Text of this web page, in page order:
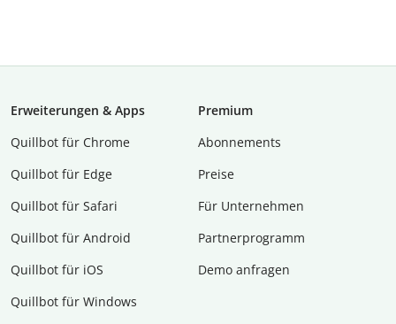
Erweiterungen & Apps
Quillbot für Chrome
Quillbot für Edge
Quillbot für Safari
Quillbot für Android
Quillbot für iOS
Quillbot für Windows
Premium
Abon­ne­ments
Preise
Für Unternehmen
Partnerprogramm
Demo anfragen